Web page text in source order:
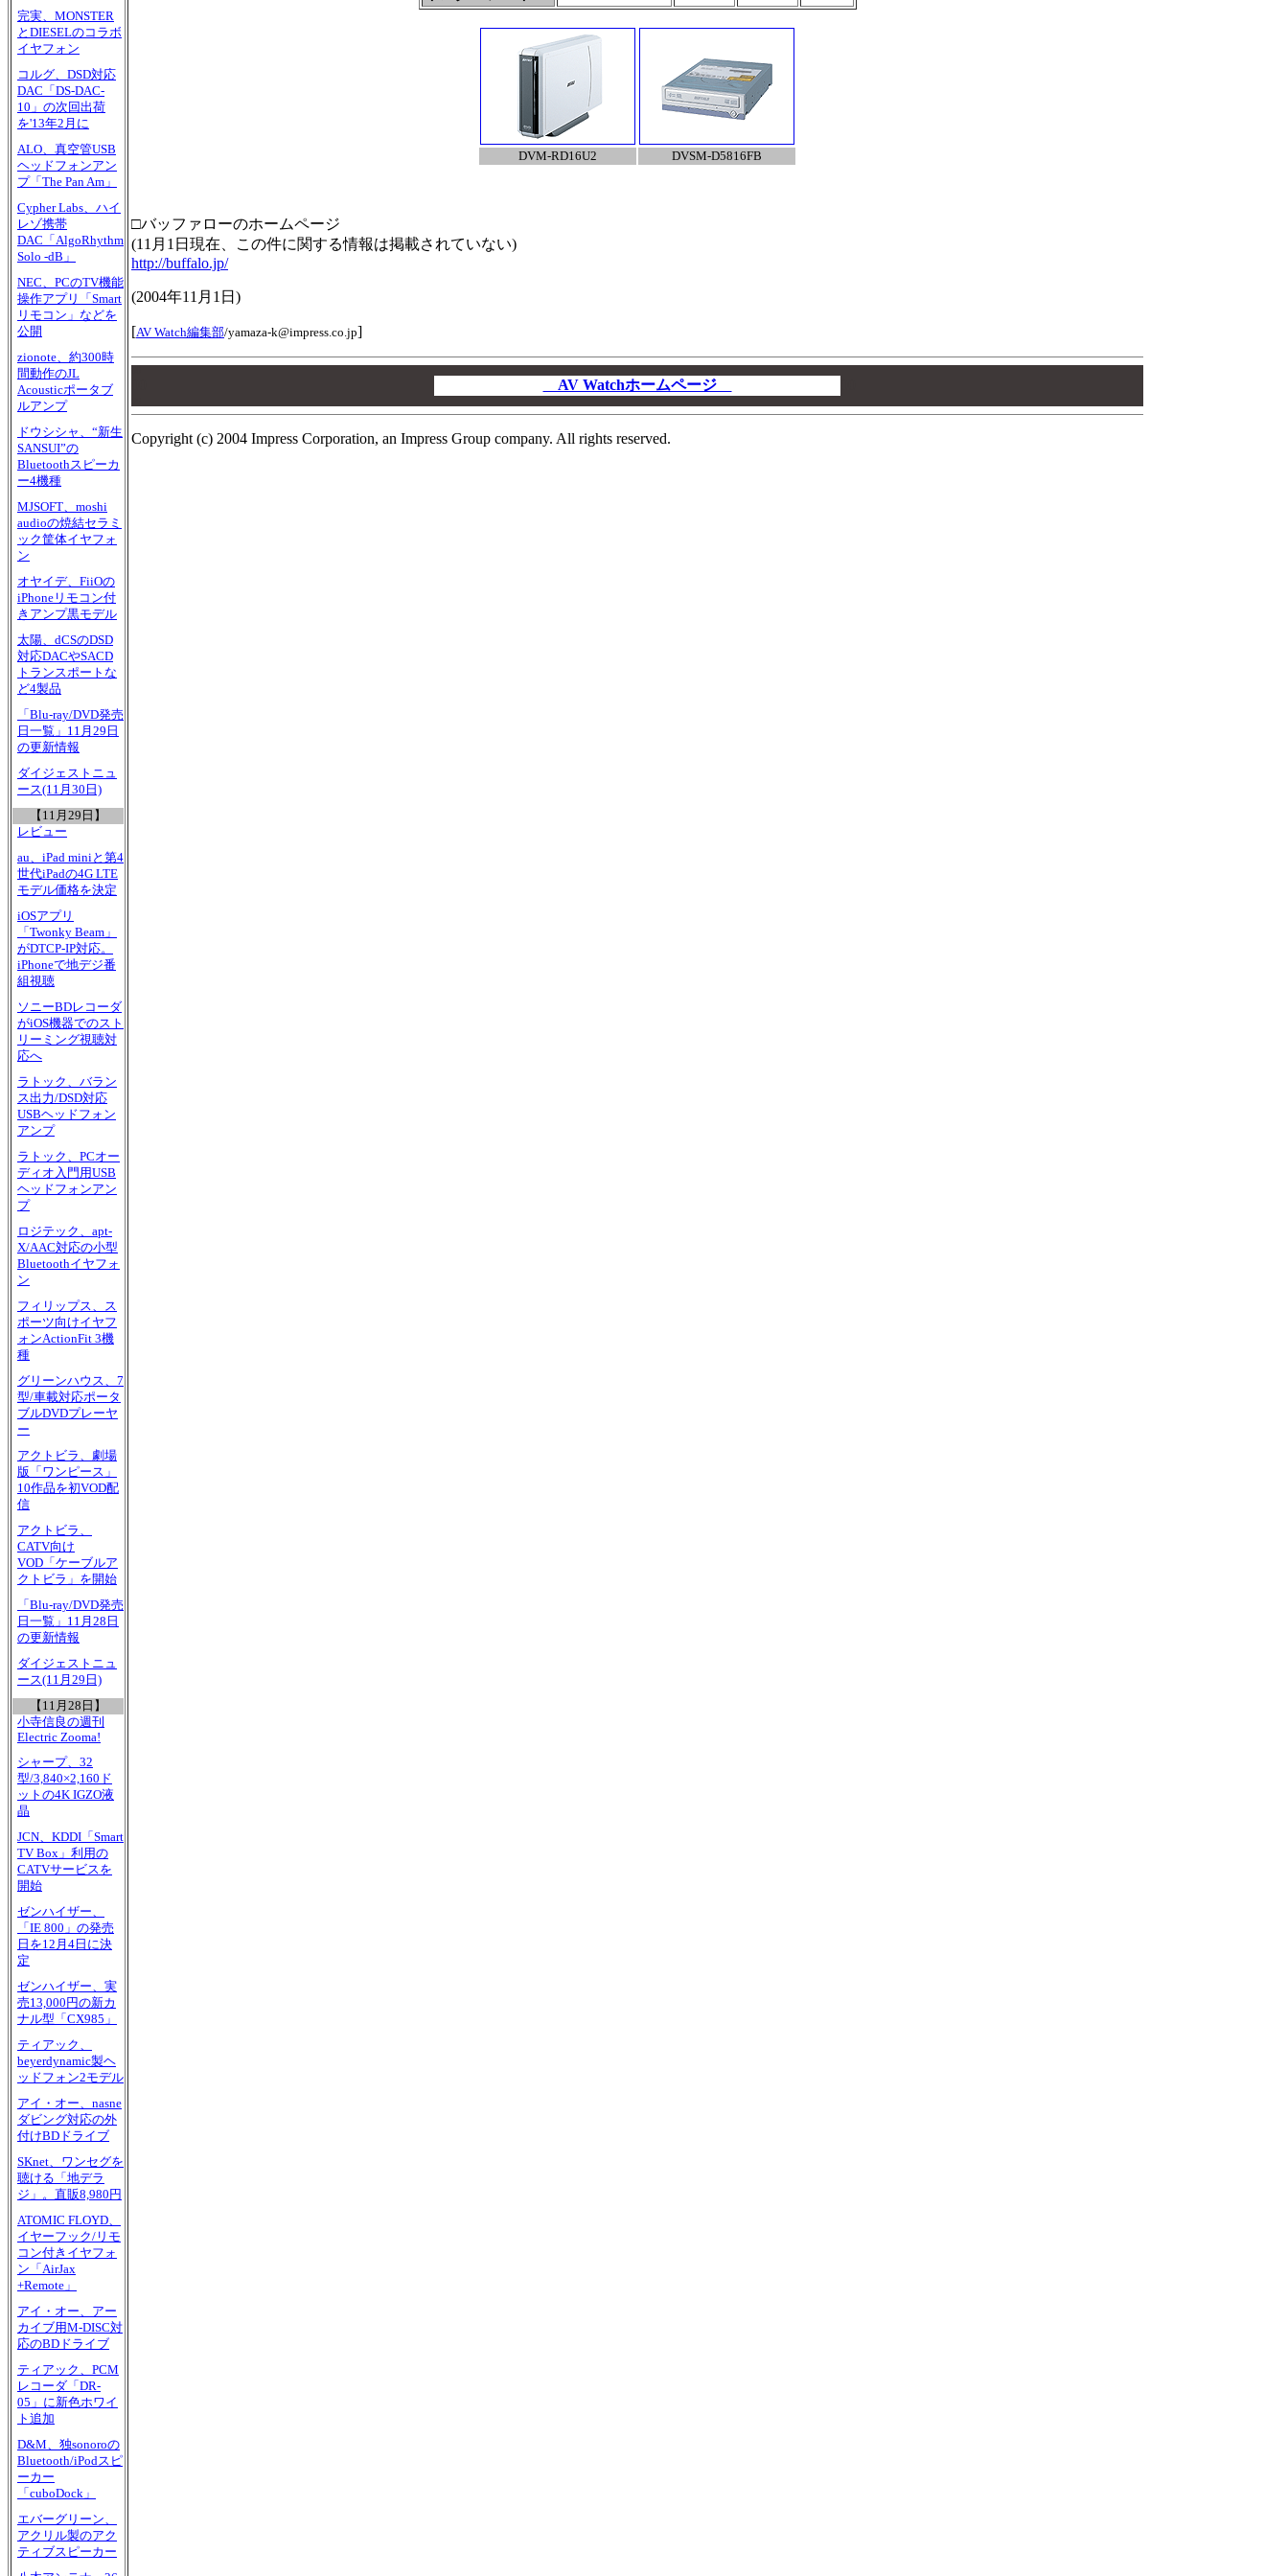
完実、MONSTER
とDIESELのコラボ
イヤフォン
コルグ、DSD対応
DAC「DS-DAC-
10」の次回出荷
を'13年2月に
ALO、真空管USB
ヘッドフォンアン
プ「The Pan Am」
Cypher Labs、ハイ
レゾ携帯
DAC「AlgoRhythm
Solo -dB」
NEC、PCのTV機能
操作アプリ「Smart
リモコン」などを
公開
zionote、約300時
間動作のJL
Acousticポータブ
ルアンプ
ドウシシャ、“新生
SANSUI”の
Bluetoothスピーカ
ー4機種
MJSOFT、moshi
audioの焼結セラミ
ック筐体イヤフォ
ン
オヤイデ、FiiOの
iPhoneリモコン付
きアンプ黒モデル
太陽、dCSのDSD
対応DACやSACD
トランスポートな
ど4製品
「Blu-ray/DVD発売
日一覧」11月29日
の更新情報
ダイジェストニュ
ース(11月30日)
【11月29日】
レビュー
au、iPad miniと第4
世代iPadの4G LTE
モデル価格を決定
iOSアプリ
「Twonky Beam」
がDTCP-IP対応。
iPhoneで地デジ番
組視聴
ソニーBDレコーダ
がiOS機器でのスト
リーミング視聴対
応へ
ラトック、バラン
ス出力/DSD対応
USBヘッドフォン
アンプ
ラトック、PCオー
ディオ入門用USB
ヘッドフォンアン
プ
ロジテック、apt-
X/AAC対応の小型
Bluetoothイヤフォ
ン
フィリップス、ス
ポーツ向けイヤフ
ォンActionFit 3機
種
グリーンハウス、7
型/車載対応ポータ
ブルDVDプレーヤ
ー
アクトビラ、劇場
版「ワンピース」
10作品を初VOD配
信
アクトビラ、
CATV向け
VOD「ケーブルア
クトビラ」を開始
「Blu-ray/DVD発売
日一覧」11月28日
の更新情報
ダイジェストニュ
ース(11月29日)
【11月28日】
小寺信良の週刊
Electric Zooma!
シャープ、32
型/3,840×2,160ド
ットの4K IGZO液
晶
JCN、KDDI「Smart
TV Box」利用の
CATVサービスを
開始
ゼンハイザー、
「IE 800」の発売
日を12月4日に決
定
ゼンハイザー、実
売13,000円の新カ
ナル型「CX985」
ティアック、
beyerdynamic製ヘ
ッドフォン2モデル
アイ・オー、nasne
ダビング対応の外
付けBDドライブ
SKnet、ワンセグを
聴ける「地デラ
ジ」。直販8,980円
ATOMIC FLOYD、
イヤーフック/リモ
コン付きイヤフォ
ン「AirJax
+Remote」
アイ・オー、アー
カイブ用M-DISC対
応のBDドライブ
ティアック、PCM
レコーダ「DR-
05」に新色ホワイ
ト追加
D&M、独sonoroの
Bluetooth/iPodスピ
ーカー
「cuboDock」
エバーグリーン、
アクリル製のアク
ティブスピーカー
DVM-RD16U2 DVSM-D5816FB
□バッファローのホームページ
(11月1日現在、この件に関する情報は掲載されていない)
http://buffalo.jp/
(2004年11月1日 )
[AV Watch編集部/yamaza-k@impress.co.jp]
AV Watchホームページ
Copyright (c) 2004 Impress Corporation, an Impress Group company. All rights reserved.